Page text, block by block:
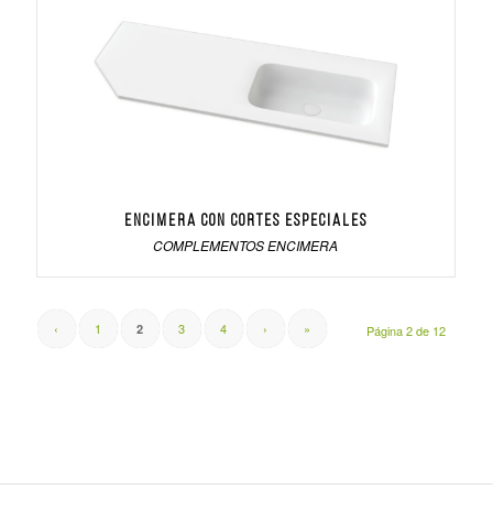
Encimera con cortes especiales
COMPLEMENTOS ENCIMERA
Página 2 de 12
‹ 1 2 3 4 › »